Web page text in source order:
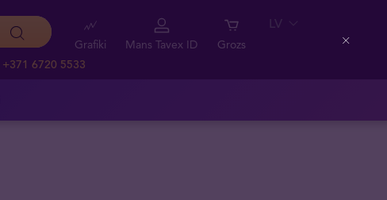
+371 6720 5533
Grafiki Mans Tavex ID Grozs
LV
Close